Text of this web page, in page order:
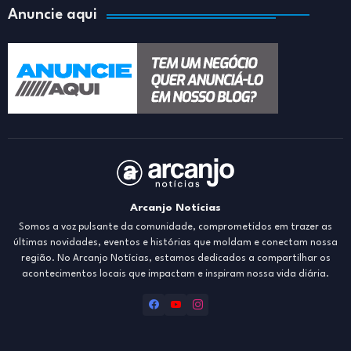
Anuncie aqui
Arcanjo Notícias
Somos a voz pulsante da comunidade, comprometidos em trazer as
últimas novidades, eventos e histórias que moldam e conectam nossa
região. No Arcanjo Notícias, estamos dedicados a compartilhar os
acontecimentos locais que impactam e inspiram nossa vida diária.